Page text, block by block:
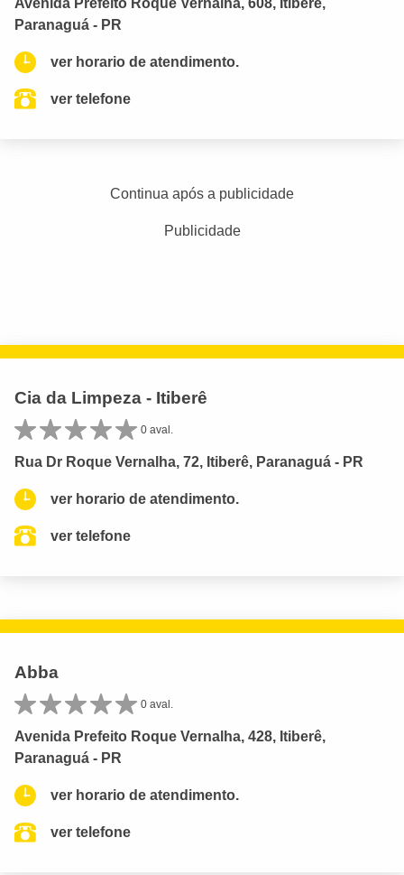
Avenida Prefeito Roque Vernalha, 608, Itiberê,
Paranaguá - PR
ver horario de atendimento.
ver telefone
Continua após a publicidade
Publicidade
Cia da Limpeza - Itiberê
0 aval.
Rua Dr Roque Vernalha, 72, Itiberê, Paranaguá - PR
ver horario de atendimento.
ver telefone
Abba
0 aval.
Avenida Prefeito Roque Vernalha, 428, Itiberê,
Paranaguá - PR
ver horario de atendimento.
ver telefone